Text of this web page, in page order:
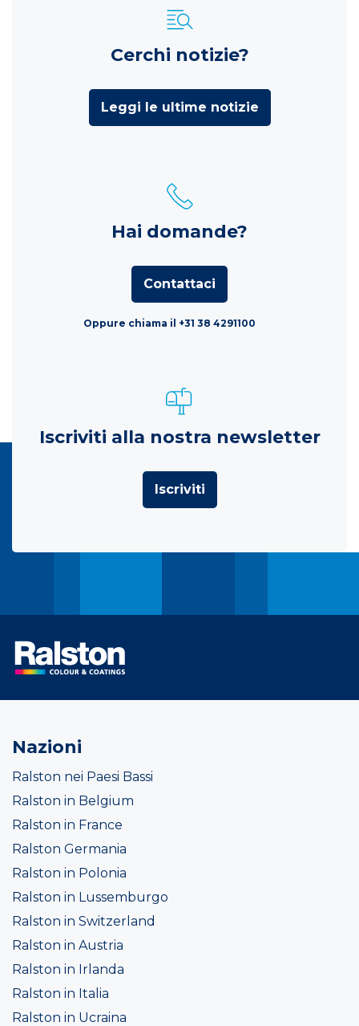
Cerchi notizie?
Leggi le ultime notizie
Hai domande?
Contattaci
Oppure chiama il +31 38 4291100
Iscriviti alla nostra newsletter
Iscriviti
Nazioni
Ralston nei Paesi Bassi
Ralston in Belgium
Ralston in France
Ralston Germania
Ralston in Polonia
Ralston in Lussemburgo
Ralston in Switzerland
Ralston in Austria
Ralston in Irlanda
Ralston in Italia
Ralston in Ucraina